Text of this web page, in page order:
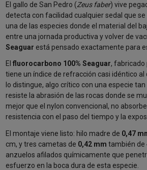
El gallo de San Pedro (Zeus faber) vive
detecta con facilidad cualquier sedal que
una de las especies donde el material del
entre una jornada productiva y volver de
Seaguar está pensado exactamente para
El fluorocarbono 100% Seaguar, fabricado
tiene un índice de refracción casi idéntico al
lo distingue, algo crítico con una especie
resiste la abrasión de las rocas donde se
mejor que el nylon convencional, no
resistencia con el paso del tiempo y la
El montaje viene listo: hilo madre de 0,47
cm, y tres cametas de 0,42 mm también de
anzuelos afilados químicamente que
esfuerzo en la boca dura de esta especie.